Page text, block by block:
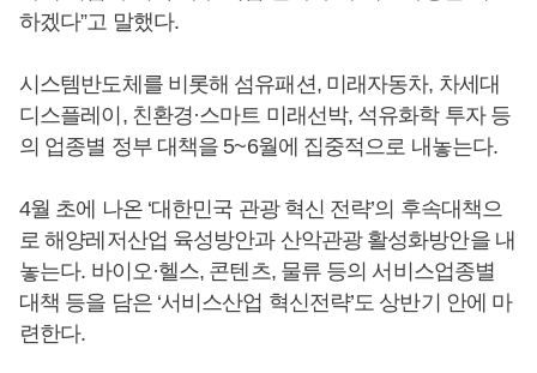
하겠다”고 말했다.
시스템반도체를 비롯해 섬유패션, 미래자동차, 차세대
디스플레이, 친환경·스마트 미래선박, 석유화학 투자 등
의 업종별 정부 대책을 5~6월에 집중적으로 내놓는다.
4월 초에 나온 ‘대한민국 관광 혁신 전략’의 후속대책으
로 해양레저산업 육성방안과 산악관광 활성화방안을 내
놓는다. 바이오·헬스, 콘텐츠, 물류 등의 서비스업종별
대책 등을 담은 ‘서비스산업 혁신전략’도 상반기 안에 마
련한다.